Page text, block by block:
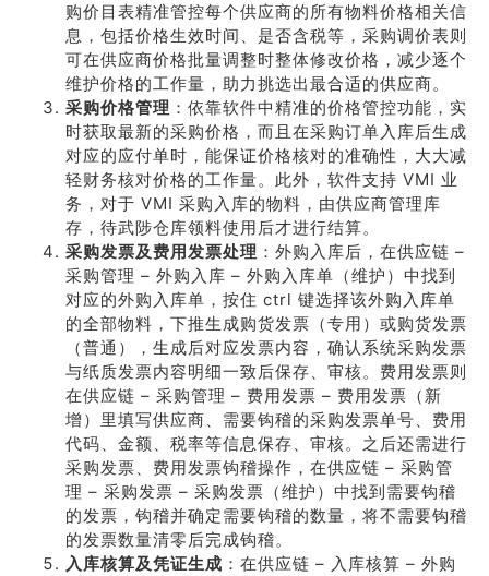
购价目表精准管控每个供应商的所有物料价格相关信
息，包括价格生效时间、是否含税等，采购调价表则
可在供应商价格批量调整时整体修改价格，减少逐个
维护价格的工作量，助力挑选出最合适的供应商。
采购价格管理 ：依靠软件中精准的价格管控功能，实
时获取最新的采购价格，而且在采购订单入库后生成
对应的应付单时，能保证价格核对的准确性，大大减
轻财务核对价格的工作量。此外，软件支持 VMI 业
务，对于 VMI 采购入库的物料，由供应商管理库
存，待武陟仓库领料使用后才进行结算。
采购发票及费用发票处理 ：外购入库后，在供应链 –
采购管理 – 外购入库 – 外购入库单（维护）中找到
对应的外购入库单，按住 ctrl 键选择该外购入库单
的全部物料，下推生成购货发票（专用）或购货发票
（普通），生成后对应发票内容，确认系统采购发票
与纸质发票内容明细一致后保存、审核。费用发票则
在供应链 – 采购管理 – 费用发票 – 费用发票（新
增）里填写供应商、需要钩稽的采购发票单号、费用
代码、金额、税率等信息保存、审核。之后还需进行
采购发票、费用发票钩稽操作，在供应链 – 采购管
理 – 采购发票 – 采购发票（维护）中找到需要钩稽
的发票，钩稽并确定需要钩稽的数量，将不需要钩稽
的发票数量清零后完成钩稽。
入库核算及凭证生成 ：在供应链 – 入库核算 – 外购